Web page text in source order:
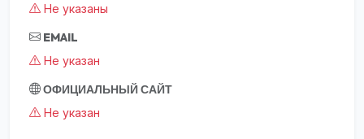
Не указаны
EMAIL
Не указан
ОФИЦИАЛЬНЫЙ САЙТ
Не указан